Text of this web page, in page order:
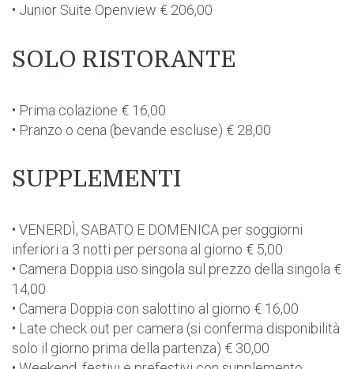
• Junior Suite Openview € 206,00
SOLO RISTORANTE
• Prima colazione € 16,00
• Pranzo o cena (bevande escluse) € 28,00
SUPPLEMENTI
• VENERDÌ, SABATO E DOMENICA per soggiorni
inferiori a 3 notti per persona al giorno € 5,00
• Camera Doppia uso singola sul prezzo della singola €
14,00
• Camera Doppia con salottino al giorno € 16,00
• Late check out per camera (si conferma disponibilità
solo il giorno prima della partenza) € 30,00